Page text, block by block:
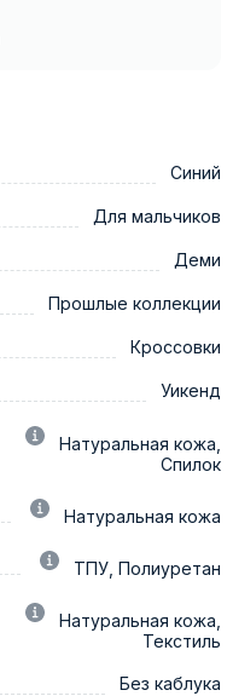
Синий
Для мальчиков
Деми
Прошлые коллекции
Кроссовки
Уикенд
Натуральная кожа,
Спилок
Натуральная кожа
ТПУ, Полиуретан
Натуральная кожа,
Текстиль
Без каблука